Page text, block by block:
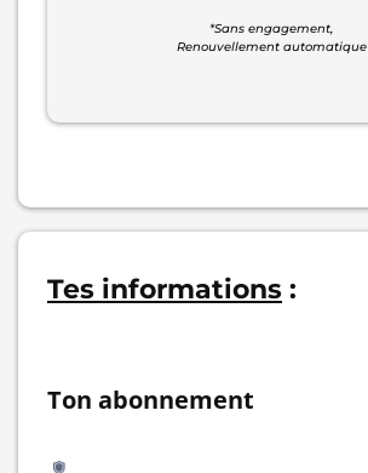
*Sans engagement,
Renouvellement automatique
Tes informations :
Ton abonnement